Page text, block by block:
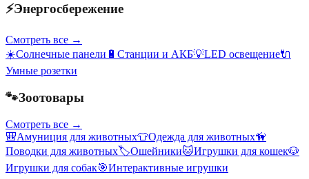
⚡Энергосбережение
Смотреть все →
☀️Солнечные панели 🔋 Станции и АКБ💡LED освещение🔌
Умные розетки
🐾Зоотовары
Смотреть все →
🎒Амуниция для животных👕Одежда для животных🦮
Поводки для животных🏷️Ошейники🐱Игрушки для кошек🐶
Игрушки для собак🎯Интерактивные игрушки